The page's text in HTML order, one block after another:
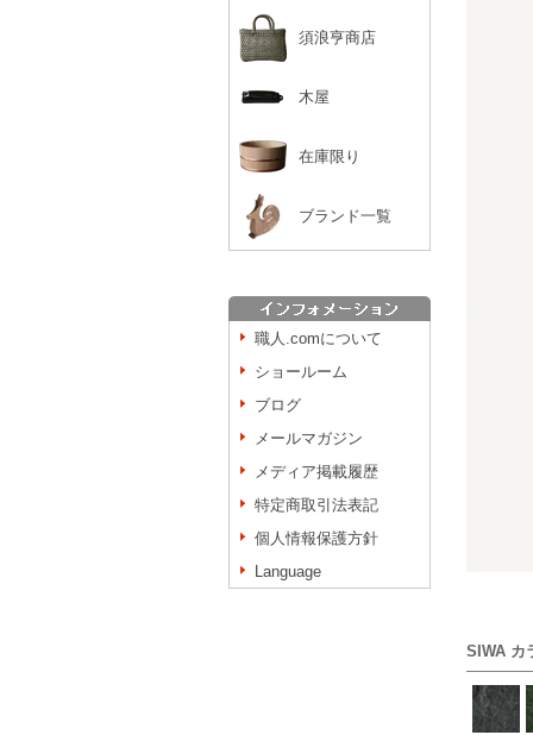
須浪亨商店
木屋
在庫限り
ブランド一覧
職人.comについて
ショールーム
ブログ
メールマガジン
メディア掲載履歴
特定商取引法表記
個人情報保護方針
Language
SIWA カ